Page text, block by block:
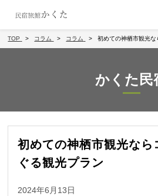
TOP コラム コラム 初めての神栖市観光
かくた民
初めての神栖市観光なら
ぐる観光プラン
2024年6月13日